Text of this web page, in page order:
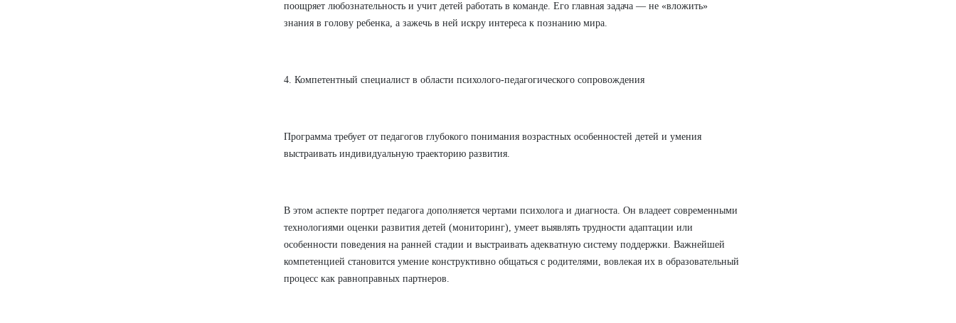
поощряет любознательность и учит детей работать в команде. Его главная задача — не «вложить»
знания в голову ребенка, а зажечь в ней искру интереса к познанию мира.
4. Компетентный специалист в области психолого-педагогического сопровождения
Программа требует от педагогов глубокого понимания возрастных особенностей детей и умения
выстраивать индивидуальную траекторию развития.
В этом аспекте портрет педагога дополняется чертами психолога и диагноста. Он владеет современными
технологиями оценки развития детей (мониторинг), умеет выявлять трудности адаптации или
особенности поведения на ранней стадии и выстраивать адекватную систему поддержки. Важнейшей
компетенцией становится умение конструктивно общаться с родителями, вовлекая их в образовательный
процесс как равноправных партнеров.